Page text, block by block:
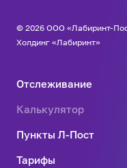
© 2026 ООО «Лабиринт-
Холдинг «Лабиринт»
Отслеживание
Калькулятор
Пункты Л-Пост
Тарифы